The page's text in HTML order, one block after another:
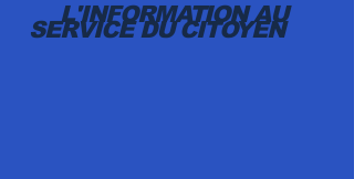
L'INFORMATION AU
SERVICE DU CITOYEN